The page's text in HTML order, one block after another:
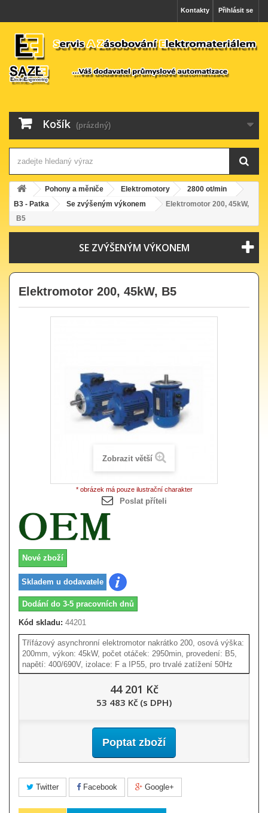
Přihlásit se
Kontakty
Košík (prázdný)
Pohony a měniče Elektromotory
2800 ot/min
B3 - Patka
Se zvýšeným výkonem
Elektromotor 200, 45kW,
B5
SE ZVÝŠENÝM VÝKONEM
Elektromotor 200, 45kW, B5
Zobrazit větší
* obrázek má pouze ilustrační charakter
Poslat příteli
Nové zboží
Skladem u dodavatele
Dodání do 3-5 pracovních dnů
Kód skladu: 44201
Třífázový asynchronní elektromotor nakrátko 200, osová výška:
200mm, výkon: 45kW, počet otáček: 2950min, provedení: B5,
napětí: 400/690V, izolace: F a IP55, pro trvalé zatížení 50Hz
44 201 Kč
53 483 Kč (s DPH)
Poptat zboží
Twitter Facebook Google+